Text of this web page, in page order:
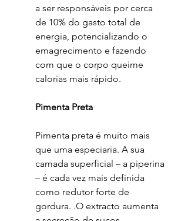
a ser responsáveis por cerca
de 10% do gasto total de
energia, potencializando o
emagrecimento e fazendo
com que o corpo queime
calorias mais rápido.
Pimenta Preta
Pimenta preta é muito mais
que uma especiaria. A sua
camada superficial – a piperina
– é cada vez mais definida
como redutor forte de
gordura. .O extracto aumenta